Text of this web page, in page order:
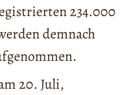
234.000
demnach
20. Juli,